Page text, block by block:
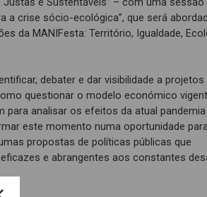
a crise sócio-ecológica”, que será
da MANIFesta: Território, Igualdade,
debater e dar visibilidade a projetos
questionar o modelo económico
para analisar os efeitos da atual
este momento numa oportunidade
propostas de políticas públicas que
e abrangentes aos constantes